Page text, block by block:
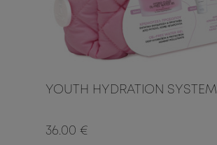
YOUTH HYDRATION SYSTEM
36.00 €